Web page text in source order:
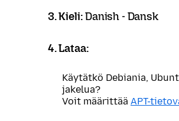
3. Kieli:Danish - Dansk
4. Lataa:
Käytätkö Debiania,
jakelua?
Voit määrittää APT-